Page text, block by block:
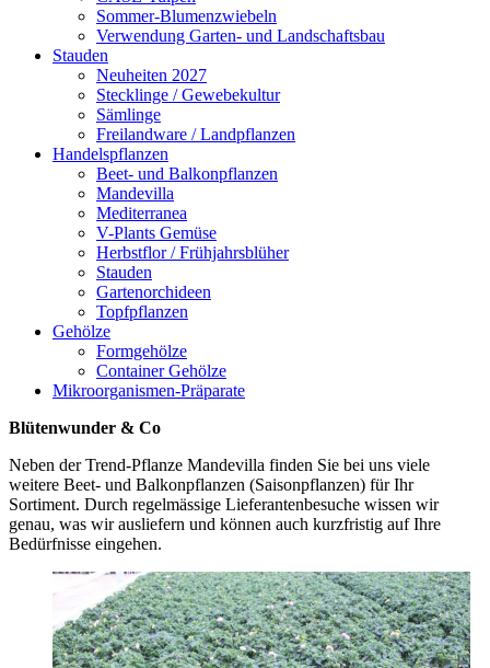
Sommer-Blumenzwiebeln
Verwendung Garten- und Landschaftsbau
Stauden
Neuheiten 2027
Stecklinge / Gewebekultur
Sämlinge
Freilandware / Landpflanzen
Handelspflanzen
Beet- und Balkonpflanzen
Mandevilla
Mediterranea
V-Plants Gemüse
Herbstflor / Frühjahrsblüher
Stauden
Gartenorchideen
Topfpflanzen
Gehölze
Formgehölze
Container Gehölze
Mikroorganismen-Präparate
Blütenwunder & Co
Neben der Trend-Pflanze Mandevilla finden Sie bei uns viele
weitere Beet- und Balkonpflanzen (Saisonpflanzen) für Ihr
Sortiment. Durch regelmässige Lieferantenbesuche wissen wir
genau, was wir ausliefern und können auch kurzfristig auf Ihre
Bedürfnisse eingehen.